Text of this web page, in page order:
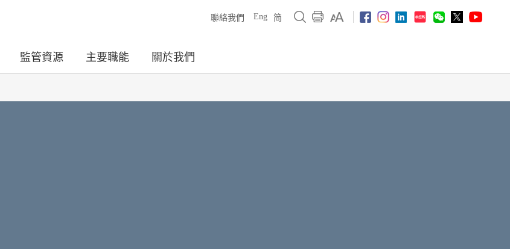
聯絡我們 Eng 简
監管資源 主要職能 關於我們